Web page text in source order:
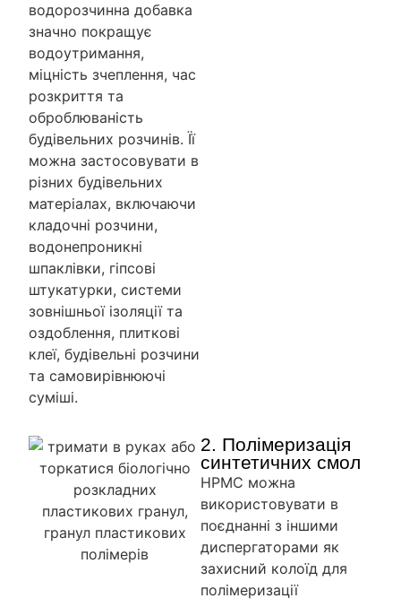
водорозчинна добавка
значно покращує
водоутримання,
міцність зчеплення, час
розкриття та
оброблюваність
будівельних розчинів. Її
можна застосовувати в
різних будівельних
матеріалах, включаючи
кладочні розчини,
водонепроникні
шпаклівки, гіпсові
штукатурки, системи
зовнішньої ізоляції та
оздоблення, плиткові
клеї, будівельні розчини
та самовирівнюючі
суміші.
2. Полімеризація
синтетичних смол
HPMC можна
використовувати в
поєднанні з іншими
диспергаторами як
захисний колоїд для
полімеризації